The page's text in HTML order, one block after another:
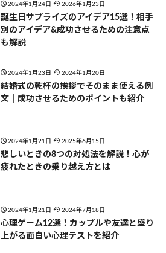
2024年1月24日 2026年1月23日
誕生日サプライズのアイデア15選！相手
別のアイデア&成功させるための注意点
も解説
2024年1月23日 2024年1月20日
結婚式の乾杯の挨拶でそのまま使える例
文｜成功させるためのポイントも紹介
2024年1月21日 2025年6月15日
悲しいときの8つの対処法を解説！心が
疲れたときの乗り越え方とは
2024年1月21日 2024年7月18日
心理ゲーム12選！カップルや友達と盛り
上がる面白い心理テストを紹介